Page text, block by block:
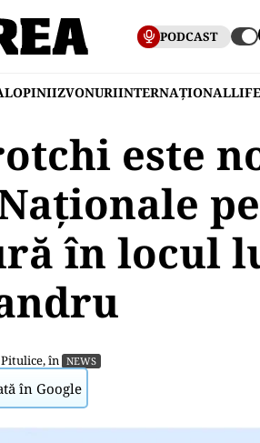
PODCAST
OPINIIZVONURIINTERNAȚIONAL
este
în locul
, în NEWS
în Google